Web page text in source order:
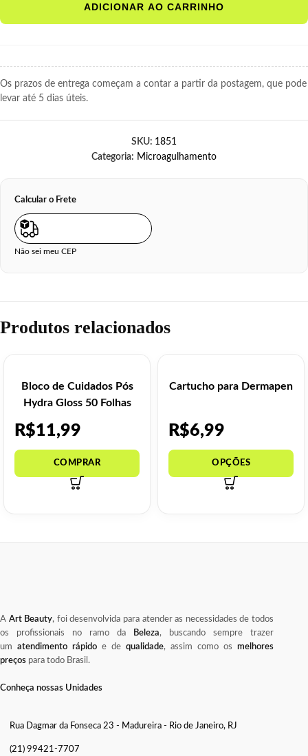
ADICIONAR AO CARRINHO
Os prazos de entrega começam a contar a partir da postagem, que pode
levar até 5 dias úteis.
SKU: 1851
Categoria: Microagulhamento
Calcular o Frete
Não sei meu CEP
Produtos relacionados
Bloco de Cuidados Pós
Hydra Gloss 50 Folhas
R$11,99
Cartucho para Dermapen
R$6,99
A Art Beauty, foi desenvolvida para atender as necessidades de todos
os profissionais no ramo da
Beleza, buscando sempre trazer
um atendimento rápido e de qualidade, assim como os melhores
preços para todo Brasil.
Conheça nossas Unidades
Rua Dagmar da Fonseca 23 - Madureira - Rio de Janeiro, RJ
(21) 99421-7707